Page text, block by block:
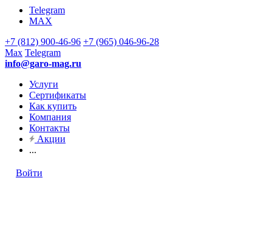
Telegram
MAX
+7 (812) 900-46-96 +7 (965) 046-96-28
Max Telegram
info@garo-mag.ru
Услуги
Сертификаты
Как купить
Компания
Контакты
Акции
...
Войти